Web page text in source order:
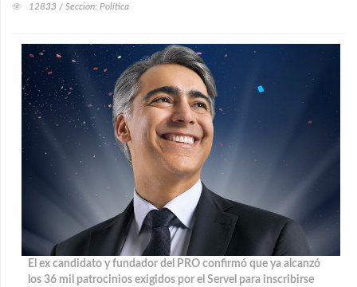
12833 / Seccion: Política
El ex candidato y fundador del PRO confirmó que ya alcanzó
los 36 mil patrocinios exigidos por el Servel para inscribirse